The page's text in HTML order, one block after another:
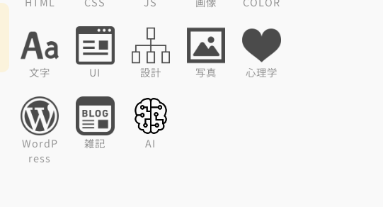
文字 UI 設計 写真 心理学
WordP
ress
雑記 AI